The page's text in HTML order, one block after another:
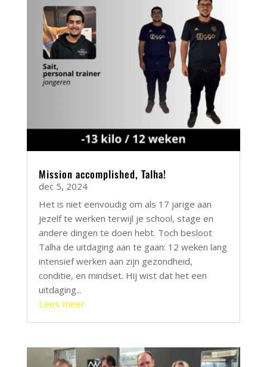
Mission accomplished, Talha!
dec 5, 2024
Het is niet eenvoudig om als 17 jarige aan
jezelf te werken terwijl je school, stage en
andere dingen te doen hebt. Toch besloot
Talha de uitdaging aan te gaan: 12 weken lang
intensief werken aan zijn gezondheid,
conditie, en mindset. Hij wist dat het een
uitdaging...
Lees meer